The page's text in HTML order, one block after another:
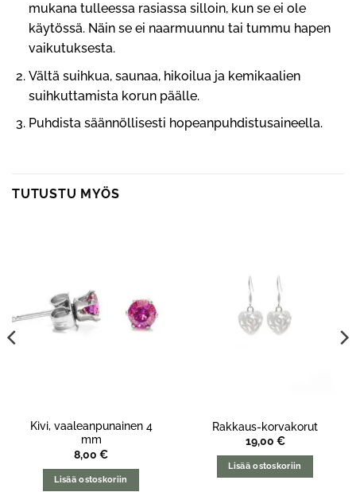
mukana tulleessa rasiassa silloin, kun se ei ole
käytössä. Näin se ei naarmuunnu tai tummu hapen
vaikutuksesta.
Vältä suihkua, saunaa, hikoilua ja kemikaalien
suihkuttamista korun päälle.
Puhdista säännöllisesti hopeanpuhdistusaineella.
TUTUSTU MYÖS
Kivi, vaaleanpunainen 4
mm
8,00 €
Lisää ostoskoriin
Rakkaus-korvakorut
19,00 €
Lisää ostoskoriin